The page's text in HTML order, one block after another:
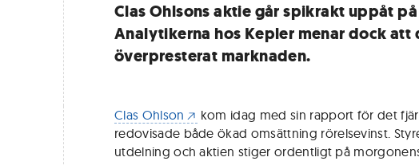
Clas Ohlsons aktie går spikrakt uppåt
Analytikerna hos Kepler menar dock att
överpresterat marknaden.
Clas Ohlson
kom idag med sin rapport för det
redovisade både ökad omsättning rörelsevinst.
utdelning och aktien stiger ordentligt på